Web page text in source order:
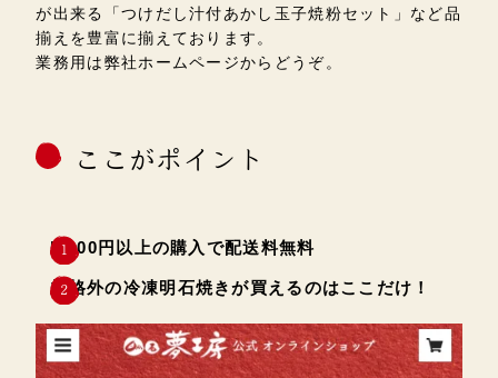
が出来る「つけだし汁付あかし玉子焼粉セット」など品
揃えを豊富に揃えております。
業務用は弊社ホームページからどうぞ。
ここがポイント
5,000円以上の購入で配送料無料
規格外の冷凍明石焼きが買えるのはここだけ！